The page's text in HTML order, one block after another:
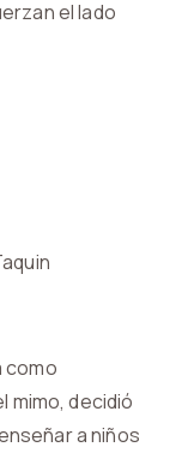
el lado
como
mimo, decidió
a niños